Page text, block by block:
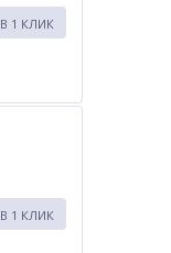
В 1 КЛИК
В 1 КЛИК